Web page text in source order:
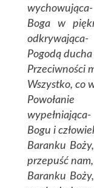
wychowująca-
Boga w
odkrywająca-
Pogodą
Przeciwności
Wszystko, co
wypełniająca-
Bogu i
Baranku
przepuść
Baranku